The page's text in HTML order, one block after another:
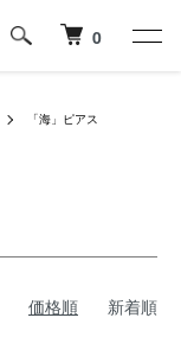
0
「海」ピアス
価格順 新着順